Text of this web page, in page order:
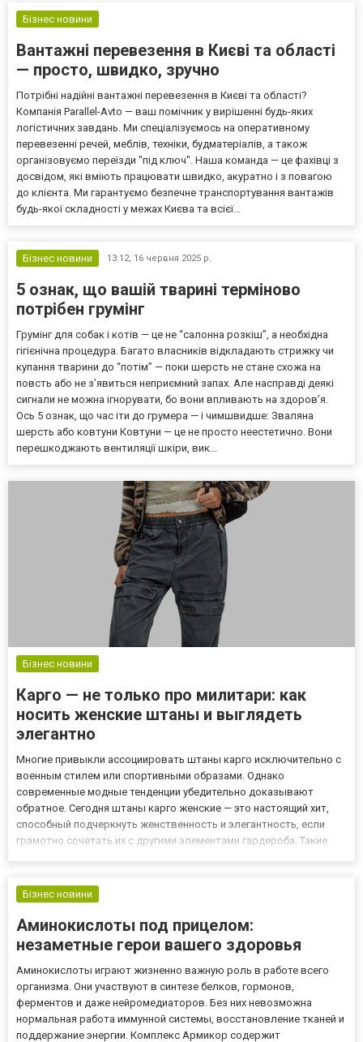
Бізнес новини
Вантажні перевезення в Києві та області
— просто, швидко, зручно
Потрібні надійні вантажні перевезення в Києві та області?
Компанія Parallel-Avto — ваш помічник у вирішенні будь-яких
логістичних завдань. Ми спеціалізуємось на оперативному
перевезенні речей, меблів, техніки, будматеріалів, а також
організовуємо переїзди "під ключ". Наша команда — це фахівці з
досвідом, які вміють працювати швидко, акуратно і з повагою
до клієнта. Ми гарантуємо безпечне транспортування вантажів
будь-якої складності у межах Києва та всієї...
Бізнес новини 13:12, 16 червня 2025 р.
5 ознак, що вашій тварині терміново
потрібен грумінг
Грумінг для собак і котів — це не “салонна розкіш”, а необхідна
гігієнічна процедура. Багато власників відкладають стрижку чи
купання тварини до “потім” — поки шерсть не стане схожа на
повсть або не з’явиться неприємний запах. Але насправді деякі
сигнали не можна ігнорувати, бо вони впливають на здоров’я.
Ось 5 ознак, що час іти до грумера — і чимшвидше: Зваляна
шерсть або ковтуни Ковтуни — це не просто неестетично. Вони
перешкоджають вентиляції шкіри, вик...
Бізнес новини
Карго — не только про милитари: как
носить женские штаны и выглядеть
элегантно
Многие привыкли ассоциировать штаны карго исключительно с
военным стилем или спортивными образами. Однако
современные модные тенденции убедительно доказывают
обратное. Сегодня штаны карго женские — это настоящий хит,
способный подчеркнуть женственность и элегантность, если
грамотно сочетать их с другими элементами гардероба. Такие
любых обстоятель...
Бізнес новини
Аминокислоты под прицелом:
незаметные герои вашего здоровья
Аминокислоты играют жизненно важную роль в работе всего
организма. Они участвуют в синтезе белков, гормонов,
ферментов и даже нейромедиаторов. Без них невозможна
нормальная работа иммунной системы, восстановление тканей и
поддержание энергии. Комплекс Армикор содержит